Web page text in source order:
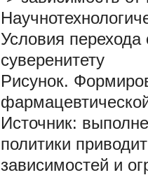
Условия
суверенитету
Рисунок.
Источник:
политики
зависимостей и